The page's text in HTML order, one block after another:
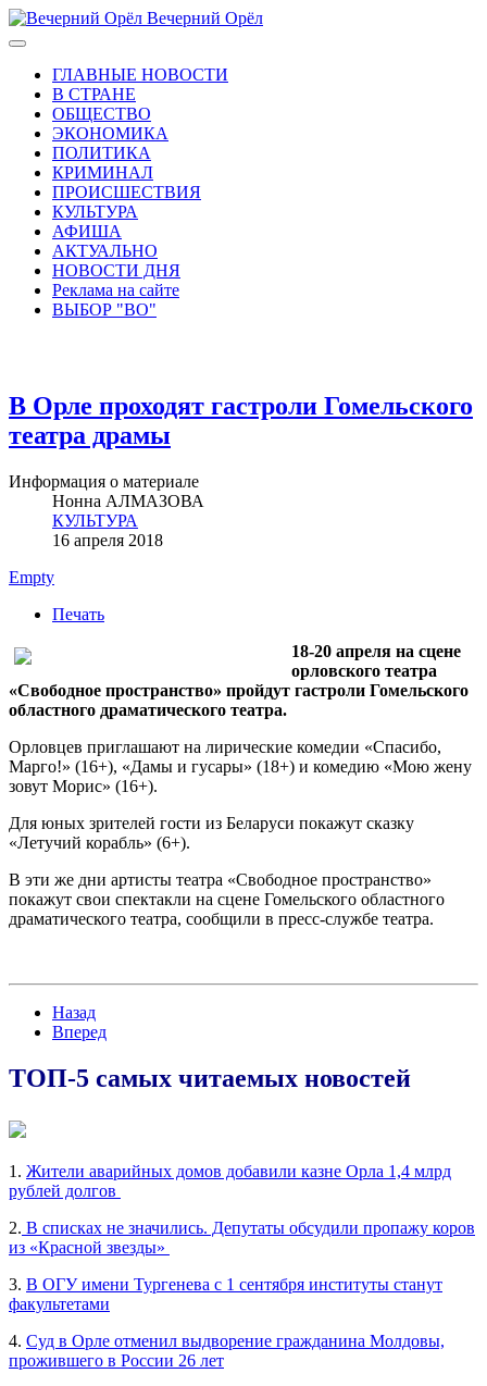
Вечерний Орёл
ГЛАВНЫЕ НОВОСТИ
В СТРАНЕ
ОБЩЕСТВО
ЭКОНОМИКА
ПОЛИТИКА
КРИМИНАЛ
ПРОИСШЕСТВИЯ
КУЛЬТУРА
АФИША
АКТУАЛЬНО
НОВОСТИ ДНЯ
Реклама на сайте
ВЫБОР "ВО"
В Орле проходят гастроли Гомельского
театра драмы
Информация о материале
Нонна АЛМАЗОВА
КУЛЬТУРА
16 апреля 2018
Empty
Печать
18-20 апреля на сцене
орловского театра
«Свободное пространство» пройдут гастроли Гомельского
областного драматического театра.
Орловцев приглашают на лирические комедии «Спасибо,
Марго!» (16+), «Дамы и гусары» (18+) и комедию «Мою жену
зовут Морис» (16+).
Для юных зрителей гости из Беларуси покажут сказку
«Летучий корабль» (6+).
В эти же дни артисты театра «Свободное пространство»
покажут свои спектакли на сцене Гомельского областного
драматического театра, сообщили в пресс-службе театра.
Назад
Вперед
ТОП-5 самых читаемых новостей
1. Жители аварийных домов добавили казне Орла 1,4 млрд
рублей долгов
2. В списках не значились. Депутаты обсудили пропажу коров
из «Красной звезды»
3. В ОГУ имени Тургенева с 1 сентября институты станут
факультетами
4. Суд в Орле отменил выдворение гражданина Молдовы,
прожившего в России 26 лет